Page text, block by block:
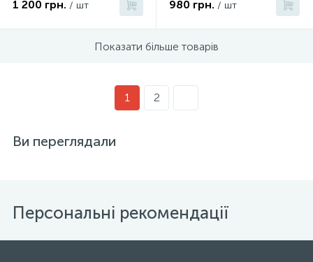
1 200 грн. / шт 980 грн. / шт
Показати більше товарів
1 2
Ви переглядали
Персональні рекомендації